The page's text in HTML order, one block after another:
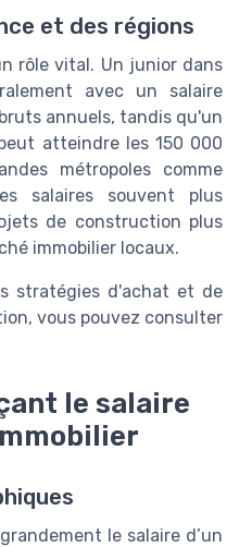
et des régions
rôle vital. Un junior dans
avec un salaire
annuels, tandis qu'un
atteindre les 150 000
métropoles comme
salaires souvent plus
de construction plus
immobilier locaux.
stratégies d'achat et de
vous pouvez consulter
le salaire
le salaire d’un